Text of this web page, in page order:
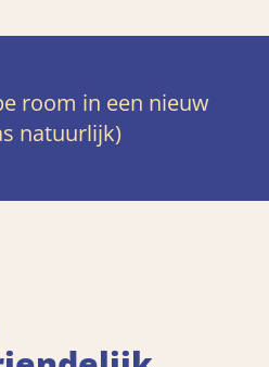
room in een nieuw
natuurlijk)